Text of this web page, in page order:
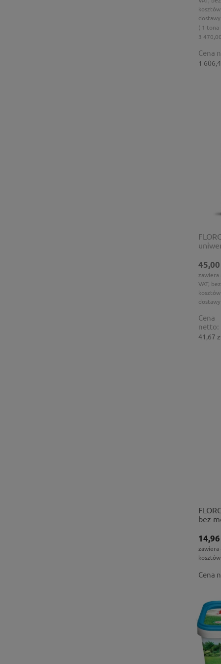
kosztów
dostawy
( 1 tona
3
Cena
1
45,00
zawiera
VAT, bez
kosztów
dostawy
Cena
netto:
41,67
bez
14,96
zawiera
Cena